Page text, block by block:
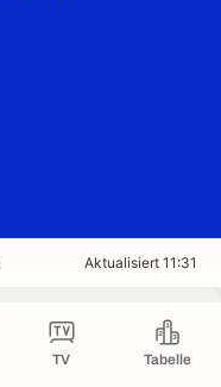
TV Tabelle
Aktualisiert 11:31